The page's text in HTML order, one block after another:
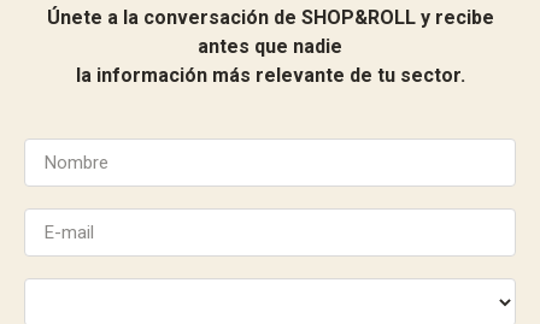
Únete a la conversación de SHOP&ROLL y recibe
antes que nadie
la información más relevante de tu sector.